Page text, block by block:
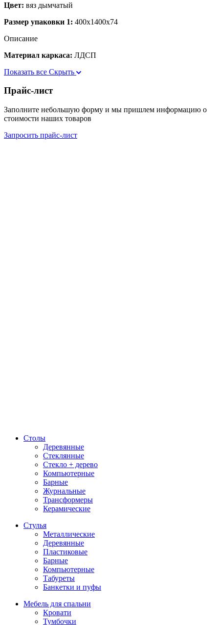
Цвет: вяз дымчатый
Размер упаковки 1: 400x1400x74
Описание
Материал каркаса: ЛДСП
Показать все Скрыть
Прайс-лист
Заполните небольшую форму и мы пришлем информацию о
стоимости наших товаров
Запросить прайс-лист
Столы
Деревянные
Стеклянные
Стекло + дерево
Компьютерные
Барные
Журнальные
Трансформеры
Керамические
Стулья
Металлические
Деревянные
Пластиковые
Барные
Компьютерные
Табуреты
Банкетки и пуфы
Мебель для спальни
Кровати
Тумбочки